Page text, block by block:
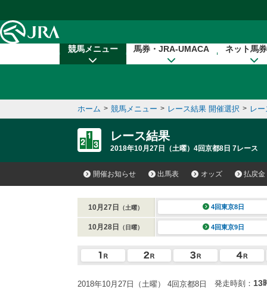
競馬メニュー 馬券・JRA-UMACA ネット馬
ホーム > 競馬メニュー > レース結果 開催選択 > レ
レース結果
2018年10月27日（土曜）4回京都8日 7レース
開催お知らせ 出馬表 オッズ 払戻金
10月27日 （土曜） 4回東京8日
10月28日 （日曜） 4回東京9日
2018年10月27日（土曜） 4回京都8日 発走時刻： 13